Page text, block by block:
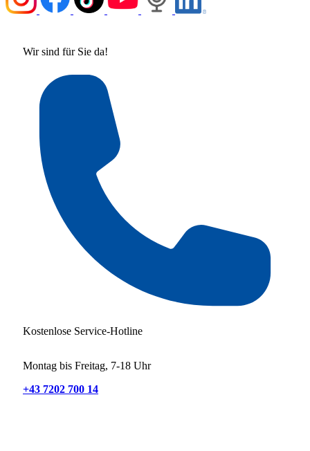
Wir sind für Sie da!
Kostenlose Service-Hotline
Montag bis Freitag, 7-18 Uhr
+43 7202 700 14